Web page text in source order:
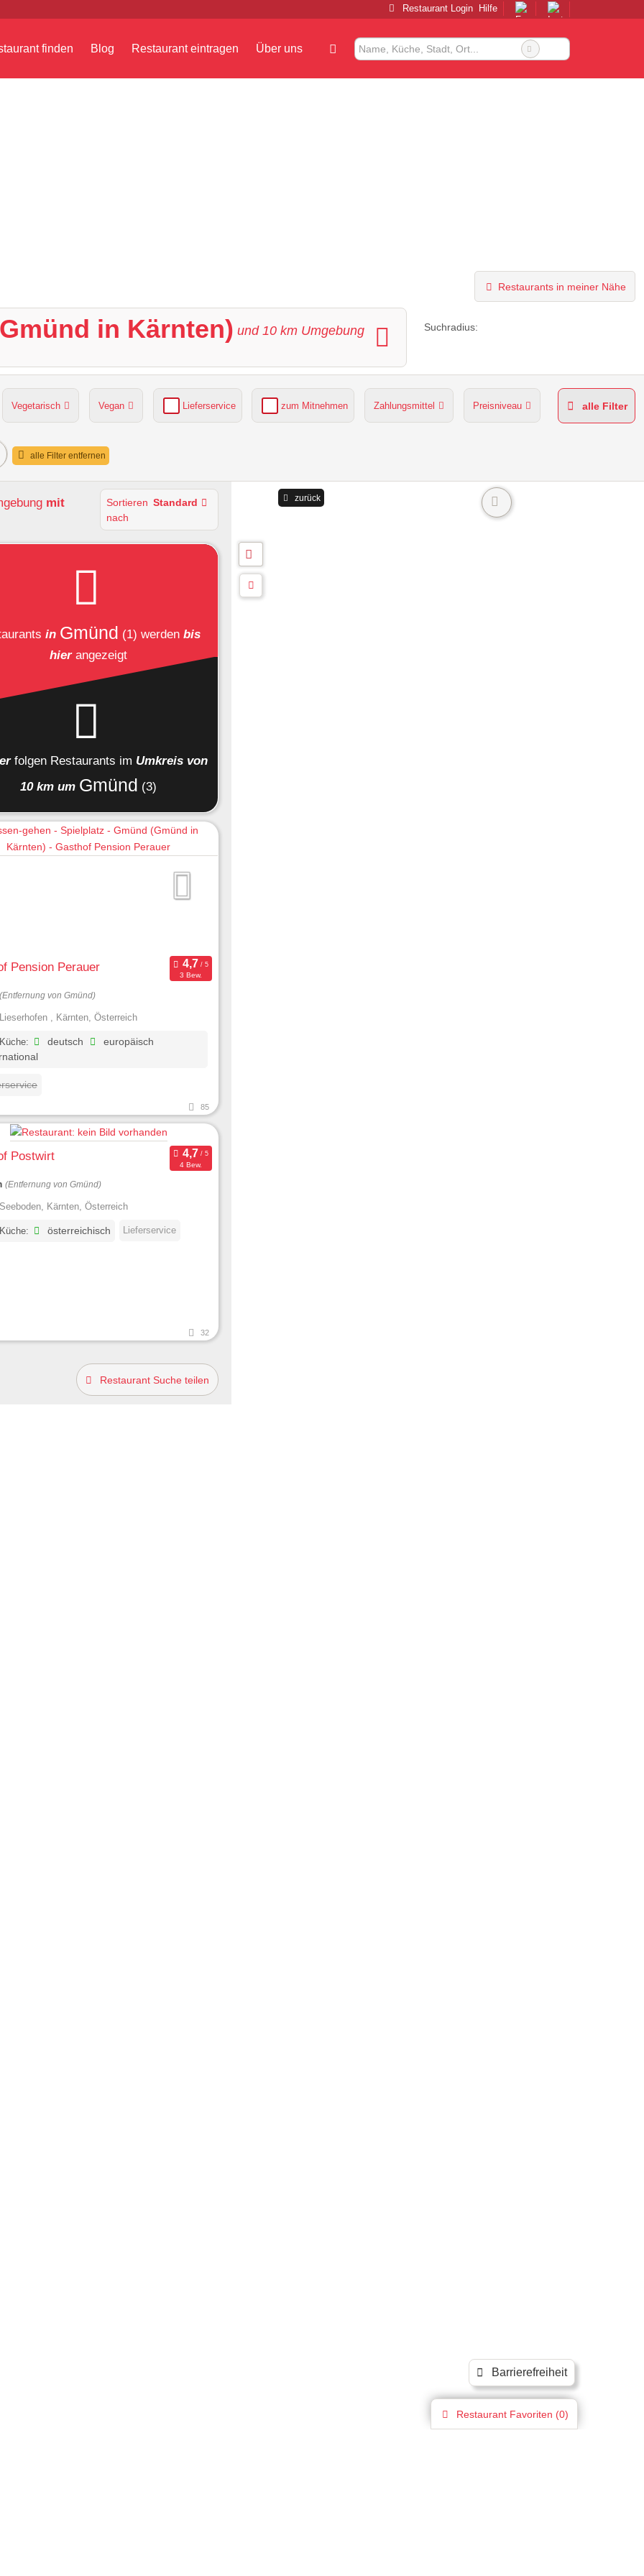
Barrierefreiheit
Restaurant Login Hilfe
finden Blog Restaurant eintragen Über uns
Restaurants in meiner Nähe
in Kärnten) und 10 km Umgebung Suchradius:
Vegetarisch Vegan Lieferservice zum Mitnehmen Zahlungsmittel Preisniveau
grüner Gastgarten
alle Filter
alle Filter entfernen
mit
Sortieren
nach
Standard
in Gmünd (1) werden bis
hierangezeigt
folgen Restaurants im Umkreis von
10 km um Gmünd (3)
Pension Perauer
3 Bew.
(Entfernung von Gmünd)
, Kärnten, Österreich
deutsch
europäisch
85
Postwirt
4 Bew.
(Entfernung von Gmünd)
Kärnten, Österreich
österreichisch Lieferservice
32
Restaurant Suche teilen
Restaurant Favoriten (0)
zurück